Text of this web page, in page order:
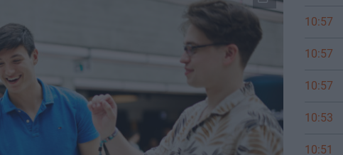
10:57
10:57
10:57
10:53
10:51